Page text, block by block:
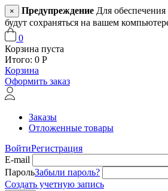
× Предупреждение Для
будут сохраняться на вашем
0
Корзина пуста
Итого: 0 Р
Корзина
Оформить заказ
Заказы
Отложенные товары
ВойтиРегистрация
E-mail
ПарольЗабыли пароль?
Создать учетную запись